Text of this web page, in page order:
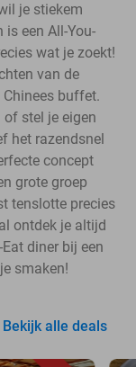
je stiekem
is een All-You-
wat je zoekt!
van de
buffet.
stel je eigen
het razendsnel
concept
grote groep
tenslotte precies
ontdek je altijd
diner bij een
smaken!
Bekijk alle deals